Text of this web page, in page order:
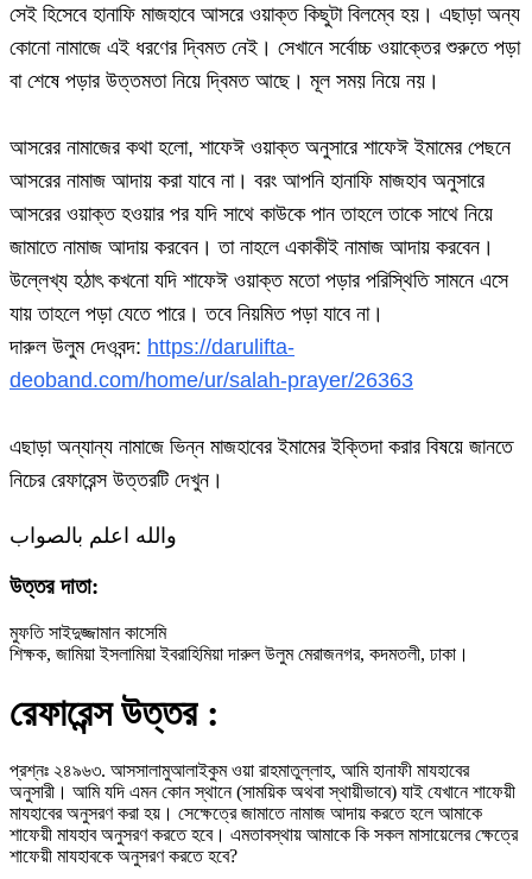
সেই হিসেবে হানাফি মাজহাবে আসরে ওয়াক্ত কিছুটা বিলম্বে হয়। এছাড়া অন্য
কোনো নামাজে এই ধরণের দ্বিমত নেই। সেখানে সর্বোচ্চ ওয়াক্তের শুরুতে পড়া
বা শেষে পড়ার উত্তমতা নিয়ে দ্বিমত আছে। মূল সময় নিয়ে নয়।
আসরের নামাজের কথা হলো, শাফেঈ ওয়াক্ত অনুসারে শাফেঈ ইমামের পেছনে
আসরের নামাজ আদায় করা যাবে না। বরং আপনি হানাফি মাজহাব অনুসারে
আসরের ওয়াক্ত হওয়ার পর যদি সাথে কাউকে পান তাহলে তাকে সাথে নিয়ে
জামাতে নামাজ আদায় করবেন। তা নাহলে একাকীই নামাজ আদায় করবেন।
উল্লেখ্য হঠাৎ কখনো যদি শাফেঈ ওয়াক্ত মতো পড়ার পরিস্থিতি সামনে এসে
যায় তাহলে পড়া যেতে পারে। তবে নিয়মিত পড়া যাবে না।
দারুল উলুম দেওবন্দ: https://darulifta-
deoband.com/home/ur/salah-prayer/26363
এছাড়া অন্যান্য নামাজে ভিন্ন মাজহাবের ইমামের ইক্তিদা করার বিষয়ে জানতে
নিচের রেফারেন্স উত্তরটি দেখুন।
والله اعلم بالصواب
উত্তর দাতা:
মুফতি সাইদুজ্জামান কাসেমি
শিক্ষক, জামিয়া ইসলামিয়া ইবরাহিমিয়া দারুল উলুম মেরাজনগর, কদমতলী, ঢাকা।
রেফারেন্স উত্তর :
প্রশ্নঃ ২৪৯৬৩. আসসালামুআলাইকুম ওয়া রাহমাতুল্লাহ, আমি হানাফী মাযহাবের
অনুসারী। আমি যদি এমন কোন স্থানে (সাময়িক অথবা স্থায়ীভাবে) যাই যেখানে শাফেয়ী
মাযহাবের অনুসরণ করা হয়। সেক্ষেত্রে জামাতে নামাজ আদায় করতে হলে আমাকে
শাফেয়ী মাযহাব অনুসরণ করতে হবে। এমতাবস্থায় আমাকে কি সকল মাসায়েলের ক্ষেত্রে
শাফেয়ী মাযহাবকে অনুসরণ করতে হবে?